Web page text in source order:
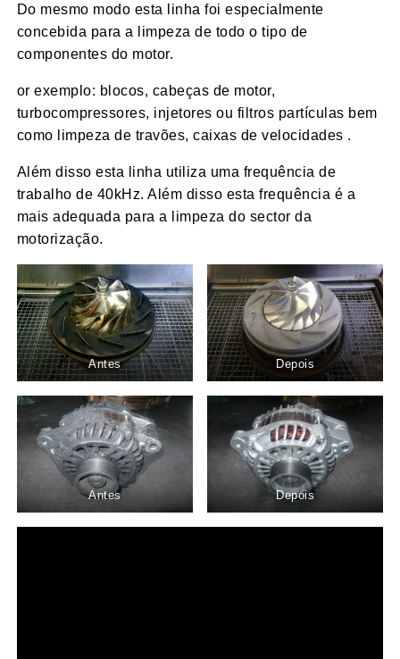
Do mesmo modo esta linha foi especialmente
concebida para a limpeza de todo o tipo de
componentes do motor.
or exemplo: blocos, cabeças de motor,
turbocompressores, injetores ou filtros partículas bem
como limpeza de travões, caixas de velocidades .
Além disso esta linha utiliza uma frequência de
trabalho de 40kHz. Além disso esta frequência é a
mais adequada para a limpeza do sector da
motorização.
Antes Depois
Antes Depois